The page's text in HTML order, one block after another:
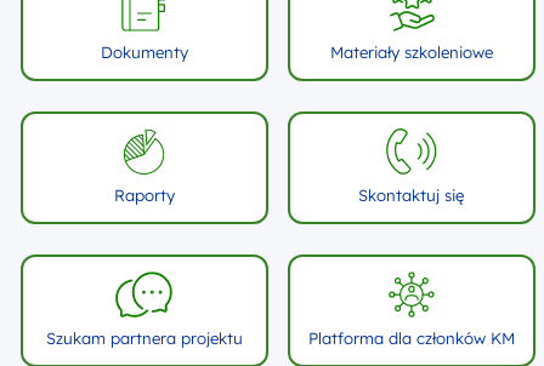
Dokumenty Materiały szkoleniowe
Raporty Skontaktuj się
Szukam partnera projektu Platforma dla członków KM